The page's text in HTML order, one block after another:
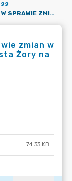
OR.0050.795A.2022_FB W SPRAWIE ZMIAN W PLANIE FINANSOWYM URZĘDU MIASTA ŻORY NA 2022 R.
zmian w
Żory na
74.33 KB